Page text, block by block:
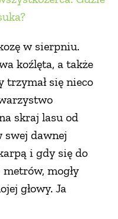
w sierpniu.
koźlęta, a także
trzymał się nieco
skraj lasu od
swej dawnej
i gdy się do
mogły
głowy. Ja